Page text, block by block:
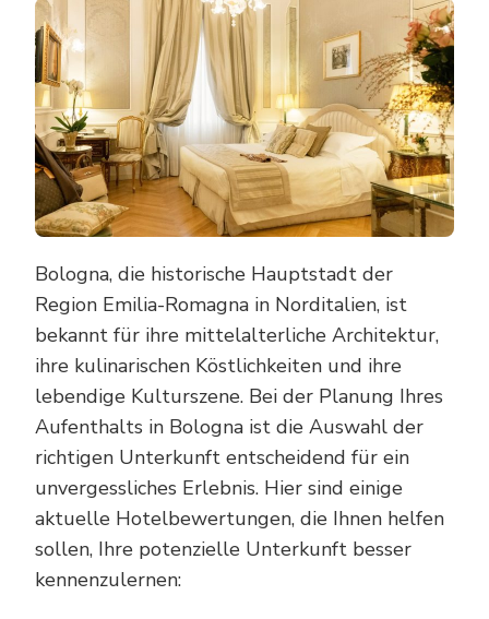
IN
MEHR
ÜBER
IHRE
Bologna, die historische Hauptstadt der
Region Emilia-Romagna in Norditalien, ist
bekannt für ihre mittelalterliche Architektur,
ihre kulinarischen Köstlichkeiten und ihre
lebendige Kulturszene. Bei der Planung Ihres
Aufenthalts in Bologna ist die Auswahl der
richtigen Unterkunft entscheidend für ein
unvergessliches Erlebnis. Hier sind einige
aktuelle Hotelbewertungen, die Ihnen helfen
sollen, Ihre potenzielle Unterkunft besser
kennenzulernen: